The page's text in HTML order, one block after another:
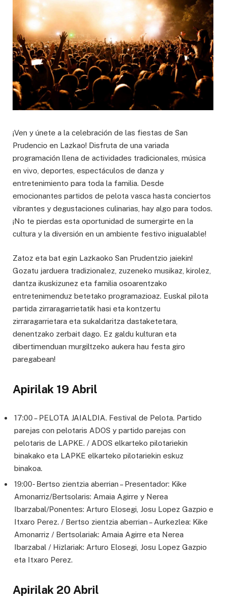
¡Ven y únete a la celebración de las fiestas de San
Prudencio en Lazkao! Disfruta de una variada
programación llena de actividades tradicionales, música
en vivo, deportes, espectáculos de danza y
entretenimiento para toda la familia. Desde
emocionantes partidos de pelota vasca hasta conciertos
vibrantes y degustaciones culinarias, hay algo para todos.
¡No te pierdas esta oportunidad de sumergirte en la
cultura y la diversión en un ambiente festivo inigualable!
Zatoz eta bat egin Lazkaoko San Prudentzio jaiekin!
Gozatu jarduera tradizionalez, zuzeneko musikaz, kirolez,
dantza ikuskizunez eta familia osoarentzako
entretenimenduz betetako programazioaz. Euskal pilota
partida zirraragarrietatik hasi eta kontzertu
zirraragarrietara eta sukaldaritza dastaketetara,
denentzako zerbait dago. Ez galdu kulturan eta
dibertimenduan murgiltzeko aukera hau festa giro
paregabean!
Apirilak 19 Abril
17:00 – PELOTA JAIALDIA. Festival de Pelota. Partido
parejas con pelotaris ADOS y partido parejas con
pelotaris de LAPKE. / ADOS elkarteko pilotariekin
binakako eta LAPKE elkarteko pilotariekin eskuz
binakoa.
19:00- Bertso zientzia aberrian – Presentador: Kike
Amonarriz/Bertsolaris: Amaia Agirre y Nerea
Ibarzabal/Ponentes: Arturo Elosegi, Josu Lopez Gazpio e
Itxaro Perez. / Bertso zientzia aberrian – Aurkezlea: Kike
Amonarriz / Bertsolariak: Amaia Agirre eta Nerea
Ibarzabal / Hizlariak: Arturo Elosegi, Josu Lopez Gazpio
eta Itxaro Perez.
Apirilak 20 Abril